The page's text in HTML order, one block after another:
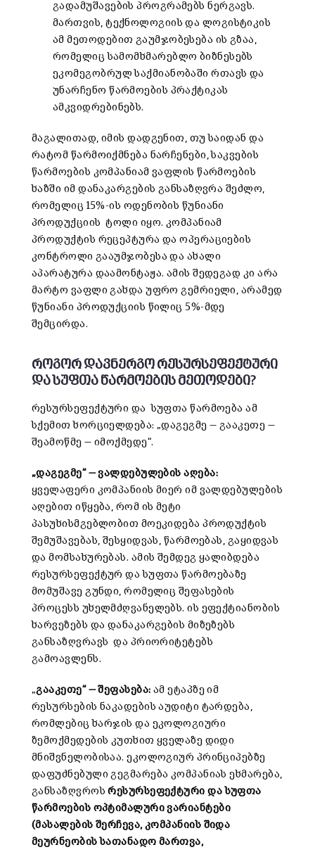
გადამუშავების პროგრამებს ნერგავს.
მართვის, ტექნოლოგიის და ლოგისტიკის
ამ მეთოდებით გაუმჯობესება ის გზაა,
რომელიც სამომხმარებლო ბიზნესებს
ეკომეგობრულ საქმიანობაში რთავს და
უნარჩენო წარმოების პრაქტიკას
ამკვიდრებინებს.
მაგალითად, იმის დადგენით, თუ საიდან და
რატომ წარმოიქმნება ნარჩენები, საკვების
წარმოების კომპანიამ ვაფლის წარმოების
ხაზში იმ დანაკარგების განსაზღვრა შეძლო,
რომელიც 15%-ის ოდენობის წუნიანი
პროდუქციის ტოლი იყო. კომპანიამ
პროდუქტის რეცეპტურა და ოპერაციების
კონტროლი გააუმჯობესა და ახალი
აპარატურა დაამონტაჟა. ამის შედეგად კი არა
მარტო ვაფლი გახდა უფრო გემრიელი, არამედ
წუნიანი პროდუქციის წილიც 5%-მდე
შემცირდა.
როგორ დავნერგო რესურსეფექტური
და სუფთა წარმოების მეთოდები?
რესურსეფექტური და სუფთა წარმოება ამ
სქემით ხორციელდება: „დაგეგმე — გააკეთე —
შეამოწმე — იმოქმედე“.
„დაგეგმე“ — ვალდებულების აღება:
ყველაფერი კომპანიის მიერ იმ ვალდებულების
აღებით იწყება, რომ ის მეტი
პასუხისმგებლობით მოეკიდება პროდუქტის
შემუშავებას, შესყიდვას, წარმოებას, გაყიდვას
და მომსახურებას. ამის შემდეგ ყალიბდება
რესურსეფექტურ და სუფთა წარმოებაზე
მომუშავე გუნდი, რომელიც შეფასების
პროცესს უხელმძღვანელებს. ის ეფექტიანობის
ხარვეზებს და დანაკარგების მიზეზებს
განსაზღვრავს და პრიორიტეტებს
გამოავლენს.
„გააკეთე“ —შეფასება: ამ ეტაპზე იმ
რესურსების ნაკადების აუდიტი ტარდება,
რომლებიც ხარჯის და ეკოლოგიური
ზემოქმედების კუთხით ყველაზე დიდი
მნიშვნელობისაა. ეკოლოგიურ პრინციპებზე
დაფუძნებული გეგმარება კომპანიას ეხმარება,
განსაზღვროსრესურსეფექტური და სუფთა
წარმოების ოპტიმალური ვარიანტები
(მასალების შერჩევა,კომპანიის შიდა
მეურნეობის სათანადო მართვა,